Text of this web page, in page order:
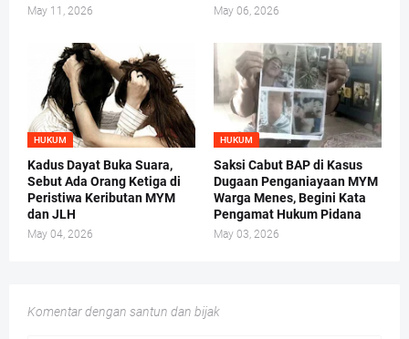
May 11, 2026 May 06, 2026
HUKUM
Kadus Dayat Buka Suara,
Sebut Ada Orang Ketiga di
Peristiwa Keributan MYM
dan JLH
May 04, 2026
HUKUM
Saksi Cabut BAP di Kasus
Dugaan Penganiayaan MYM
Warga Menes, Begini Kata
Pengamat Hukum Pidana
May 03, 2026
Komentar dengan santun dan bijak